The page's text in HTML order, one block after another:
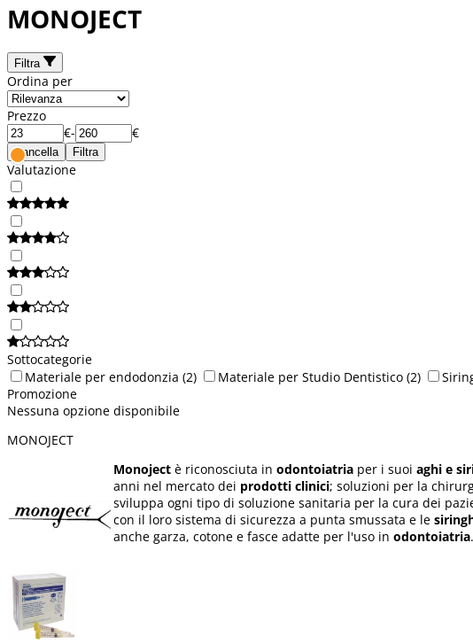
MONOJECT
Filtra
Ordina per
Prezzo
€- €
Cancella Filtra
Valutazione
Sottocategorie
Materiale per endodonzia (2) Materiale per Studio Dentistico (2)
Promozione
Nessuna opzione disponibile
MONOJECT
Monoject è riconosciuta in odontoiatria per i suoi aghi e
anni nel mercato dei prodotti clinici; soluzioni per la
sviluppa ogni tipo di soluzione sanitaria per la cura dei
con il loro sistema di sicurezza a punta smussata e le
anche garza, cotone e fasce adatte per l'uso in odontoiatria.